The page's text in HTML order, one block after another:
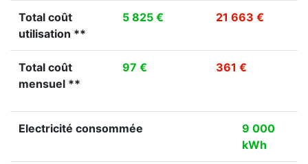
Total coût
utilisation **
5 825 € 21 663 €
Total coût
mensuel **
97 € 361 €
Electricité consommée
9 000
kWh